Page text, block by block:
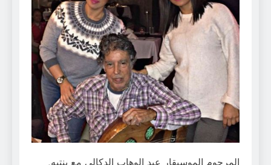
المرحوم الموسيقار عبد الوهاب الدكالي مع بنتيه.